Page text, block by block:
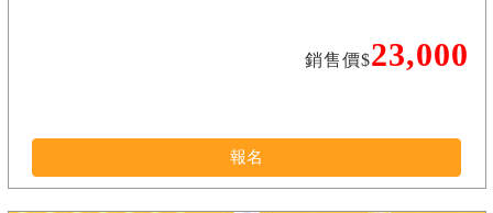
銷售價$23,000
報名